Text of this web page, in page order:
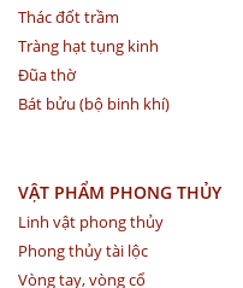
Thác đốt trầm
Tràng hạt tụng kinh
Đũa thờ
Bát bửu (bộ binh khí)
VẬT PHẨM PHONG THỦY
Linh vật phong thủy
Phong thủy tài lộc
Vòng tay, vòng cổ